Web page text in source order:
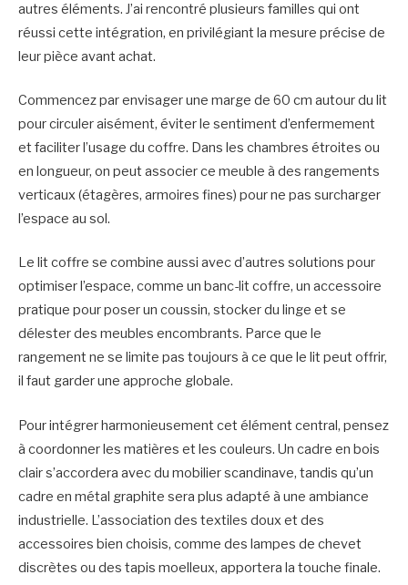
autres éléments. J’ai rencontré plusieurs familles qui ont
réussi cette intégration, en privilégiant la mesure précise de
leur pièce avant achat.
Commencez par envisager une marge de 60 cm autour du lit
pour circuler aisément, éviter le sentiment d’enfermement
et faciliter l’usage du coffre. Dans les chambres étroites ou
en longueur, on peut associer ce meuble à des rangements
verticaux (étagères, armoires fines) pour ne pas surcharger
l’espace au sol.
Le lit coffre se combine aussi avec d’autres solutions pour
optimiser l’espace, comme un banc-lit coffre, un accessoire
pratique pour poser un coussin, stocker du linge et se
délester des meubles encombrants. Parce que le
rangement ne se limite pas toujours à ce que le lit peut offrir,
il faut garder une approche globale.
Pour intégrer harmonieusement cet élément central, pensez
à coordonner les matières et les couleurs. Un cadre en bois
clair s’accordera avec du mobilier scandinave, tandis qu’un
cadre en métal graphite sera plus adapté à une ambiance
industrielle. L’association des textiles doux et des
accessoires bien choisis, comme des lampes de chevet
discrètes ou des tapis moelleux, apportera la touche finale.